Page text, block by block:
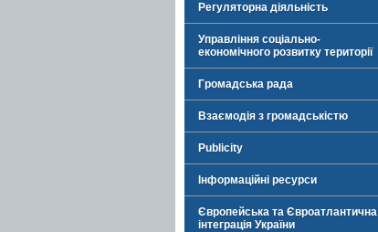
Регуляторна діяльність
Управління соціально-
економічного розвитку території
Громадська рада
Взаємодія з громадськістю
Publicity
Інформаційні ресурси
Європейська та Євроатлантична
інтеграція України